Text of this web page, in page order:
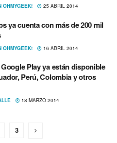
OHMYGEEK! 25 ABRIL 2014
ya cuenta con más de 200 mil
OHMYGEEK! 16 ABRIL 2014
Play ya están disponible
Perú, Colombia y otros
18 MARZO 2014
3